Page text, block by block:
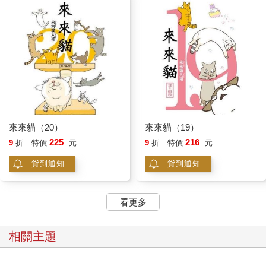
來來貓（20）
9 折 特價 225 元
貨到通知
來來貓（19）
9 折 特價 216 元
貨到通知
看更多
相關主題